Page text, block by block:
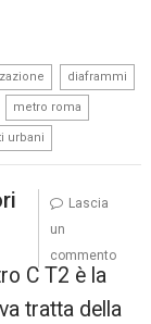
diaframmi
metro roma
urbani
C T2 è la
tratta della
Lascia
un
commento